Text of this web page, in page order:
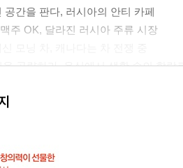
공간을 판다, 러시아의 안티 카페
주 OK, 달라진 러시아 주류 시장
공략하라, 음식에서 생활 속의 할랄
능이 달라진 공간들
에서 여가의 중심이 된 브라질의 베란다